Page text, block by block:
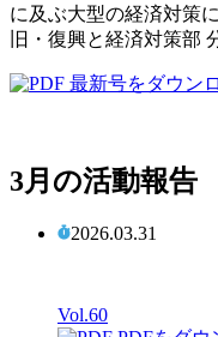
に及ぶ大型の経済対策
旧・復興と経済対策部
最新号をダウン
3月の活動報告
2026.03.31
Vol.60